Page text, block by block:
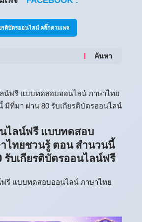
รติบัตรออนไลน์ คลิ๊กตามเพจ
ค้นหา
ไลน์ฟรี แบบทดสอบ
ไทยชวนรู้ ตอน สำนวนนี้
รับเกียรติบัตรออนไลน์ฟรี
ฟรี แบบทดสอบออนไลน์ ภาษาไทย